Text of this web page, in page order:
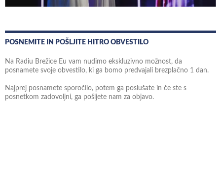
POSNEMITE IN POŠLJITE HITRO OBVESTILO
Na Radiu Brežice Eu vam nudimo ekskluzivno možnost, da
posnamete svoje obvestilo, ki ga bomo predvajali brezplačno 1 dan.
Najprej posnamete sporočilo, potem ga poslušate in če ste s
posnetkom zadovoljni, ga pošljete nam za objavo.